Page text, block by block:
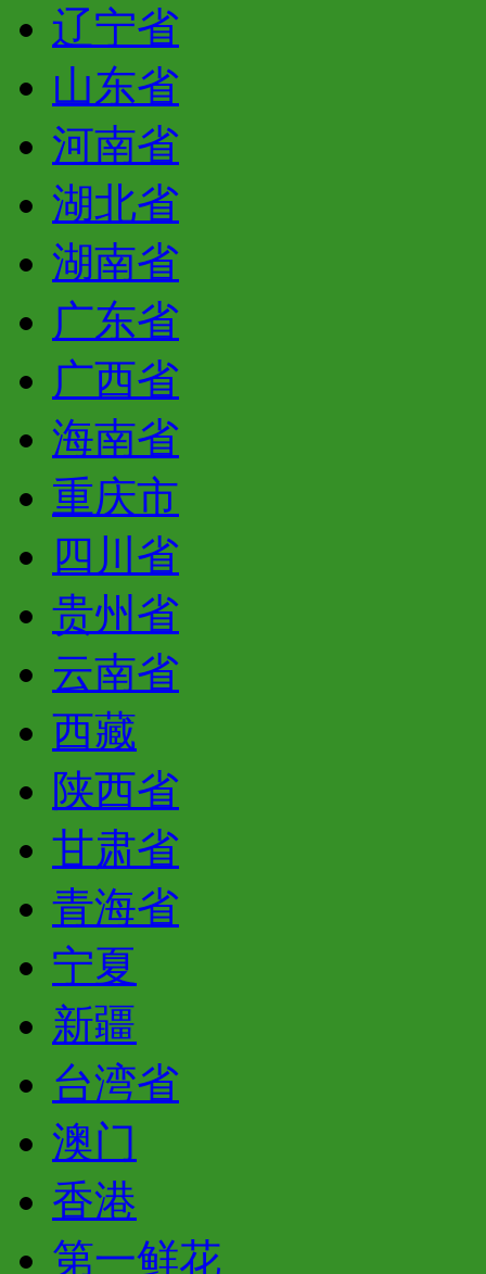
辽宁省
山东省
河南省
湖北省
湖南省
广东省
广西省
海南省
重庆市
四川省
贵州省
云南省
西藏
陕西省
甘肃省
青海省
宁夏
新疆
台湾省
澳门
香港
第一鲜花